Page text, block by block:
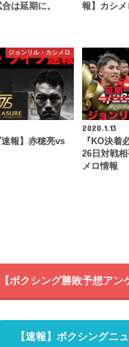
は延期に。
報】カシ
ジョンリル・カシメロ
速報】赤穂亮vs
2020.1.13
『KO決着
26日対戦
メロ情報
【ボクシング勝敗予想アン
【速報】ボクシングニ